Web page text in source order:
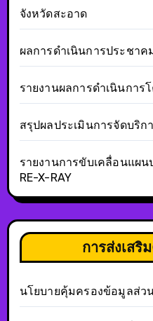
จังหวัดสะอาด
ผลการดำเนินการประชา
รายงานผลการดำเนินการ
สรุปผลประเมินการจัดบริก
รายงานการขับเคลื่อนแผ
RE-X-RAY
การส่งเสริ
นโยบายคุ้มครองข้อมูลส่ว